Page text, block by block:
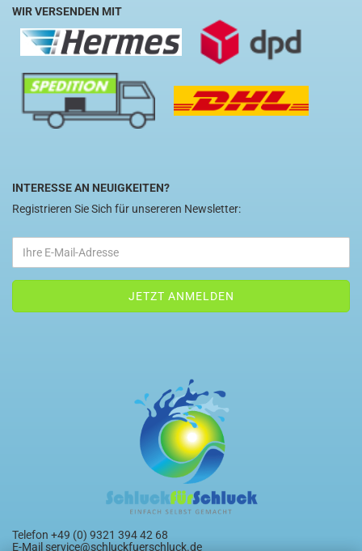
WIR VERSENDEN MIT
INTERESSE AN NEUIGKEITEN?
Registrieren Sie Sich für unsereren Newsletter:
Telefon +49 (0) 9321 394 42 68
E-Mail service@schluckfuerschluck.de